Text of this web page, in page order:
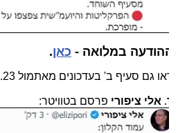
במלואה - כאן.
גם סעיף ב' בעדכונים מאתמול 23.6.23 לעיל.
אלי ציפוריפרסם בטוויטר: